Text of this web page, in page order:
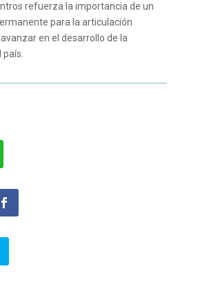
refuerza la importancia de un
para la articulación
en el desarrollo de la